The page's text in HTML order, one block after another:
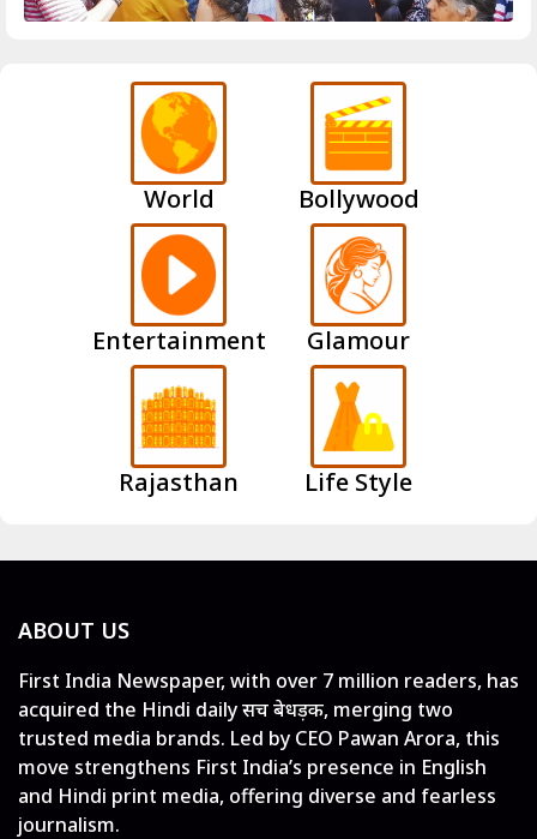
World Bollywood
Entertainment Glamour
Rajasthan Life Style
ABOUT US
First India Newspaper, with over 7 million readers, has
acquired the Hindi daily सच बेधड़क, merging two
trusted media brands. Led by CEO Pawan Arora, this
move strengthens First India’s presence in English
and Hindi print media, offering diverse and fearless
journalism.